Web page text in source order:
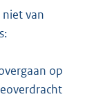
van
op